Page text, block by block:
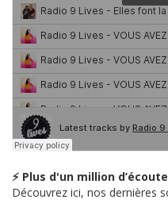
⚡ Plus d'un million
Découvrez ici, nos dernières